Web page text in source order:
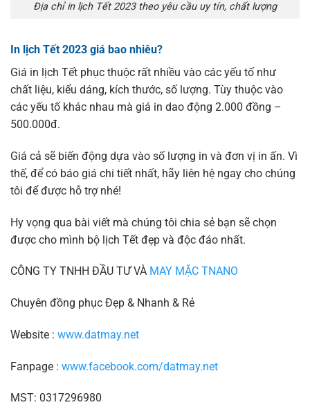
Địa chỉ in lịch Tết 2023 theo yêu cầu uy tín, chất lượng
In lịch Tết 2023 giá bao nhiêu?
Giá in lịch Tết phục thuộc rất nhiều vào các yếu tố như
chất liệu, kiểu dáng, kích thước, số lượng. Tùy thuộc vào
các yếu tố khác nhau mà giá in dao động 2.000 đồng –
500.000đ.
Giá cả sẽ biến động dựa vào số lượng in và đơn vị in ấn. Vì
thế, để có báo giá chi tiết nhất, hãy liên hệ ngay cho chúng
tôi để được hỗ trợ nhé!
Hy vọng qua bài viết mà chúng tôi chia sẻ bạn sẽ chọn
được cho mình bộ lịch Tết đẹp và độc đáo nhất.
CÔNG TY TNHH ĐẦU TƯ VÀ MAY MẶC TNANO
Chuyên đồng phục Đẹp & Nhanh & Rẻ
Website : www.datmay.net
Fanpage : www.facebook.com/datmay.net
MST: 0317296980